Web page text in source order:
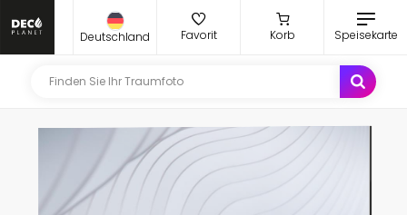
Deutschland Favorit Korb Speisekarte